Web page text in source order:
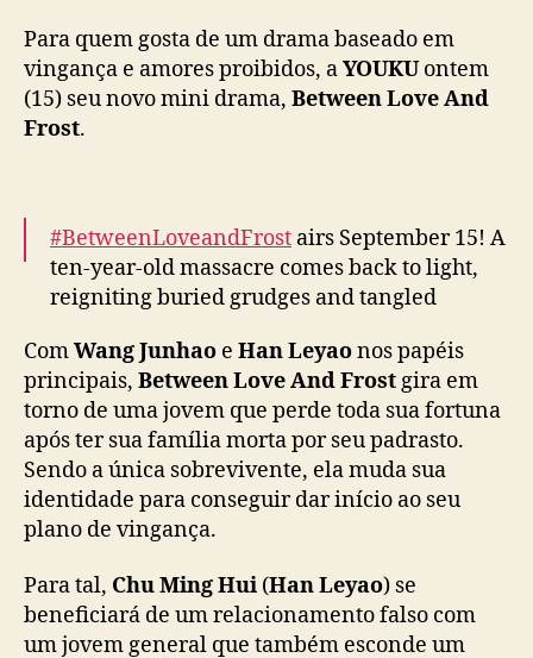
r
o
i
n
e
m
a
n
g
u
n
h
e
H
a
Para quem gosta de um drama baseado em
vingança e amores proibidos, aYOUKUontem
(15) seu novo mini drama, Between Love And
Frost.
#BetweenLoveandFrost airs September 15! A
ten-year-old massacre comes back to light,
reigniting buried grudges and tangled
the first love you cherished be the very hand
that destroyed it all?
Lead Starring:#WangJunhao#HanLeyao…
pic.twitter.com/hV2XfJFj28
— 优酷Youku (@YoukuOfficial)September 5,
2025
ComWang Junhao e Han Leyaonos papéis
principais, Between Love And Frostgira em
torno de uma jovem que perde toda sua fortuna
após ter sua família morta por seu padrasto.
Sendo a única sobrevivente, ela muda sua
identidade para conseguir dar início ao seu
plano de vingança.
Para tal, Chu Ming Hui (Han Leyao) se
beneficiará de um relacionamento falso com
um jovem general que também esconde um